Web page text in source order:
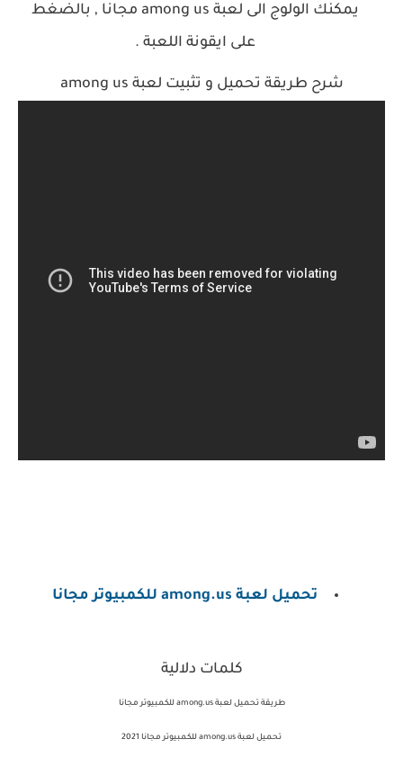
يمكنك الولوج الى لعبة among us مجانا , بالضغط
على ايقونة اللعبة .
شرح طريقة تحميل و تثبيت لعبة among us
تحميل لعبة among.us للكمبيوتر مجانا
كلمات دلالية
طريقة تحميل لعبة among.us للكمبيوتر مجانا
تحميل لعبة among.us للكمبيوتر مجانا 2021